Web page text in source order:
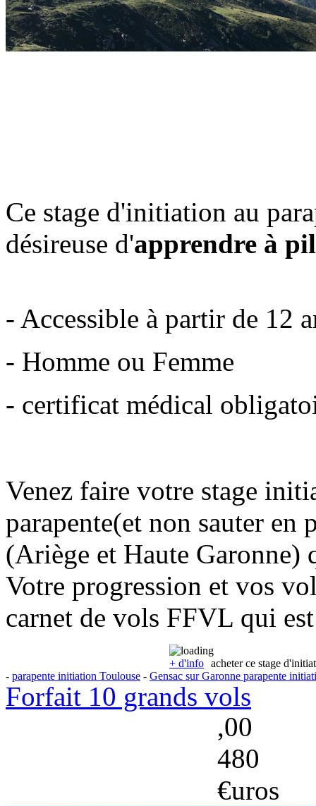
Ce stage d'initiation au
désireuse d'apprendre à
- Accessible à partir de 12
- Homme ou Femme
- certificat médical
Venez faire votre stage
parapente(et non sauter en
(Ariège et Haute Garonne)
Votre progression et vos
carnet de vols FFVL qui
+ d'info acheter ce stage
- parapente initiation Toulouse - Gensac sur Garonne parapente
Forfait 10 grands vols
,00
480
€uros